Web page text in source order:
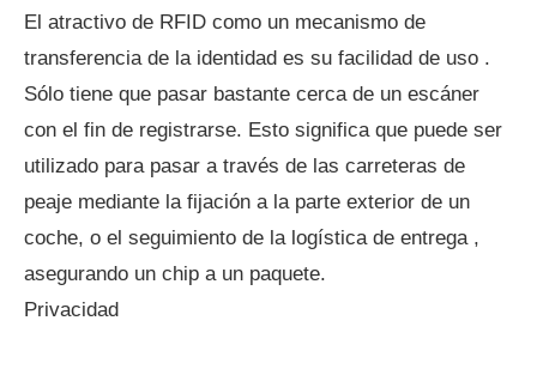
El atractivo de RFID como un mecanismo de
transferencia de la identidad es su facilidad de uso .
Sólo tiene que pasar bastante cerca de un escáner
con el fin de registrarse. Esto significa que puede ser
utilizado para pasar a través de las carreteras de
peaje mediante la fijación a la parte exterior de un
coche, o el seguimiento de la logística de entrega ,
asegurando un chip a un paquete.
Privacidad